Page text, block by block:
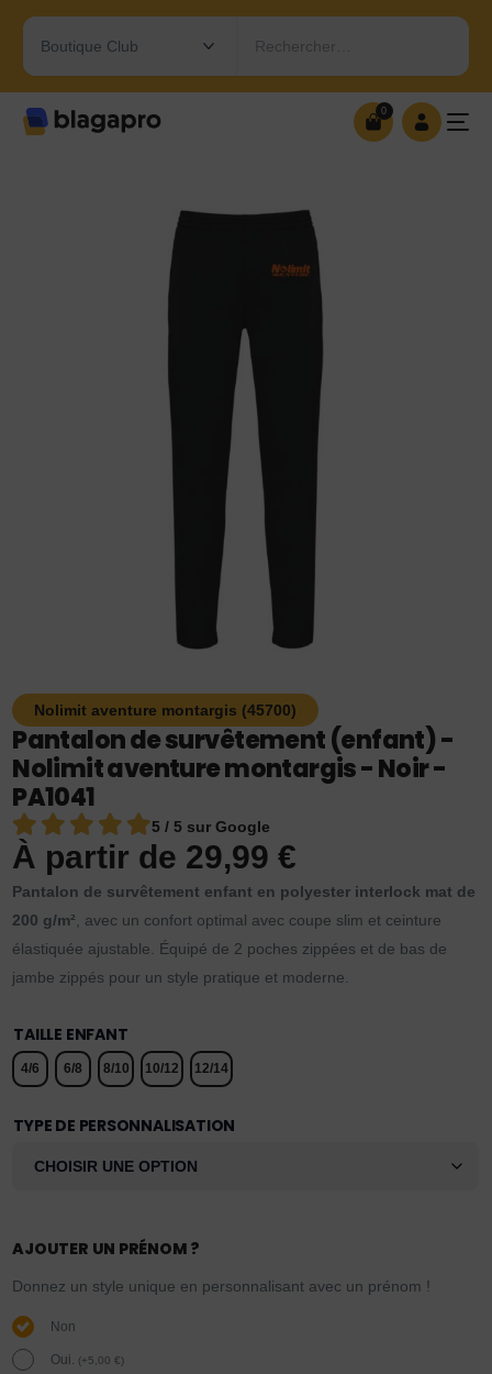
Rechercher…
0
Nolimit aventure montargis (45700)
Pantalon de survêtement (enfant) -
Nolimit aventure montargis - Noir -
PA1041
5 / 5 sur Google
À partir de 29,99€
Pantalon de survêtement enfant en polyester interlock mat de
200 g/m² , avec un confort optimal avec coupe slim et ceinture
élastiquée ajustable. Équipé de 2 poches zippées et de bas de
jambe zippés pour un style pratique et moderne.
TAILLE ENFANT
4/6 6/8 8/10 10/12 12/14
TYPE DE PERSONNALISATION
AJOUTER UN PRÉNOM ?
Donnez un style unique en personnalisant avec un prénom !
Non
Oui. (+5,00€)